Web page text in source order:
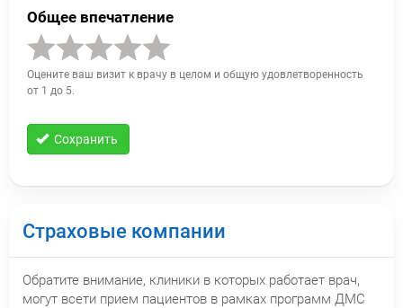
Общее впечатление
Оцените ваш визит к врачу в целом и общую удовлетворенность
от 1 до 5.
Сохранить
Страховые компании
Обратите внимание, клиники в которых работает врач,
могут всети прием пациентов в рамках программ ДМС